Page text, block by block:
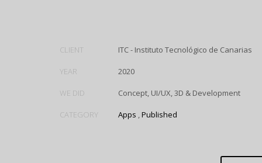
CLIENT ITC - Instituto Tecnológico de Canarias
YEAR 2020
WE DID Concept, UI/UX, 3D & Development
CATEGORY Apps ,Published